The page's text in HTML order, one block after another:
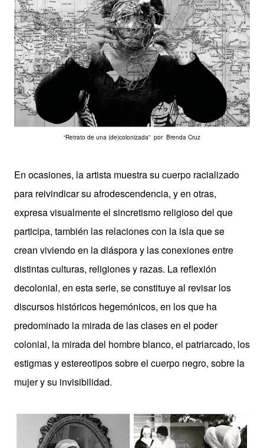
“Retrato de una (de)colonizada” por Brenda Cruz
En ocasiones, la artista muestra su cuerpo racializado
para reivindicar su afrodescendencia, y en otras,
expresa visualmente el sincretismo religioso del que
participa, también las relaciones con la isla que se
crean viviendo en la diáspora y las conexiones entre
distintas culturas, religiones y razas. La reflexión
decolonial, en esta serie, se constituye al revisar los
discursos históricos hegemónicos, en los que ha
predominado la mirada de las clases en el poder
colonial, la mirada del hombre blanco, el patriarcado, los
estigmas y estereotipos sobre el cuerpo negro, sobre la
mujer y su invisibilidad.